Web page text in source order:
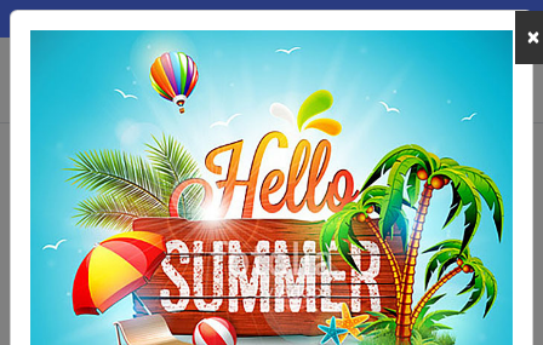
MEPA
Home Allenamento e Fitness Palle Mediche Wall Ball
Wall Ball Crosstraining Elite rivestita in Kevlar 9
kg
×